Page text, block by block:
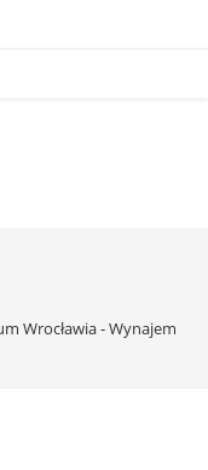
Wrocławia - Wynajem